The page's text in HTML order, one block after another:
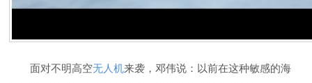
面对不明高空无人机来袭，邓伟说：以前在这种敏感的海